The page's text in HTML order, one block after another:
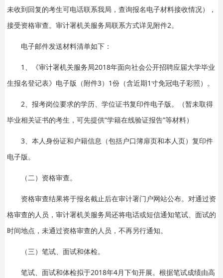
未收到回复的考生可电话联系我局，查询报名电子材料接收情况），
接受资格审查。审计署机关服务局联系方式详见附件2。
电子邮件发送材料清单如下：
1、《审计署机关服务局2018年面向社会公开招聘应届大学毕业
生报名登记表》电子版（附件3）1份（含近期1寸免冠电子彩照）。
2、报考岗位要求的学历、学位证书复印件电子版。（暂未取得
毕业相关证书的考生，可先提供“学籍在线验证报告”等材料）
3、本人身份证和户籍信息（包括户口簿扉页和本人页）复印件
电子版。
（二）资格审查。
资格审查结果将于报名截止后在审计署门户网站公布。对通过资
格审查的人员，审计署机关服务局还将电话或短信通知笔试、面试的
时间地点，未通过资格审查的人员，不再另行通知。
（三）笔试、面试和体检。
笔试、面试和体检拟于2018年4月下旬开展。根据笔试成绩由高